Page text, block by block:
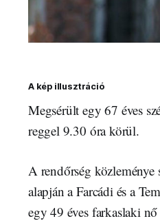
A kép illusztráció
Megsérült egy 67 éves
reggel 9.30 óra körül.
A rendőrség
alapján a Farcádi és a
egy 49 éves farkaslaki